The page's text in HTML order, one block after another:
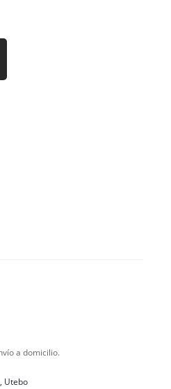
a domicilio.
Utebo